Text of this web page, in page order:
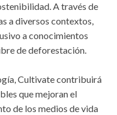
A través de
a diversos contextos,
a conocimientos
de deforestación.
Cultivate contribuirá
que mejoran el
de los medios de vida